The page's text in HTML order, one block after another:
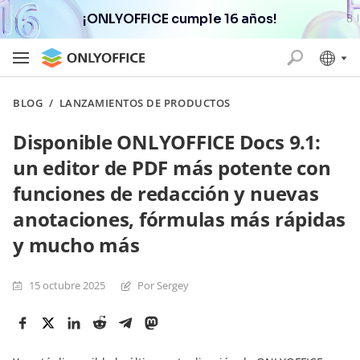
¡ONLYOFFICE cumple 16 años!
BLOG / LANZAMIENTOS DE PRODUCTOS
Disponible ONLYOFFICE Docs 9.1:
un editor de PDF más potente con
funciones de redacción y nuevas
anotaciones, fórmulas más rápidas
y mucho más
15 octubre 2025 Por Sergey